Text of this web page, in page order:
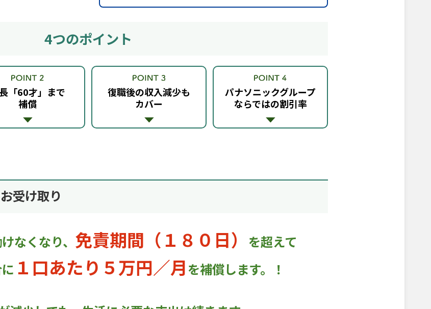
4つのポイント
「60才」まで
補償
復職後の収入減少も
カバー
パナソニックグループ
ならではの割引率
受け取り
なくなり、 免責期間（１８０日）
を超えて
１口あたり５万円／月を補償します。！